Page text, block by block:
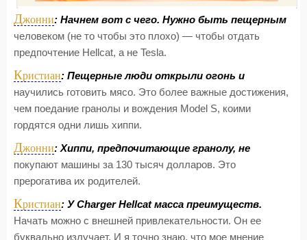
Джонни: Начнем вот с чего. Нужно быть пещерным
человеком (не то чтобы это плохо) — чтобы отдать
предпочтение Hellcat, а не Tesla.
Кристиан: Пещерные люди открыли огонь и
научились готовить мясо. Это более важные достижения,
чем поедание гранолы и вождения Model S, коими
гордятся одни лишь хиппи.
Джонни: Хиппи, предпочитающие гранолу, не
покупают машины за 130 тысяч долларов. Это
прерогатива их родителей.
Кристиан: У Charger Hellcat масса преимуществ.
Начать можно с внешней привлекательности. Он ее
буквально излучает. И я точно знаю, что мое мнение